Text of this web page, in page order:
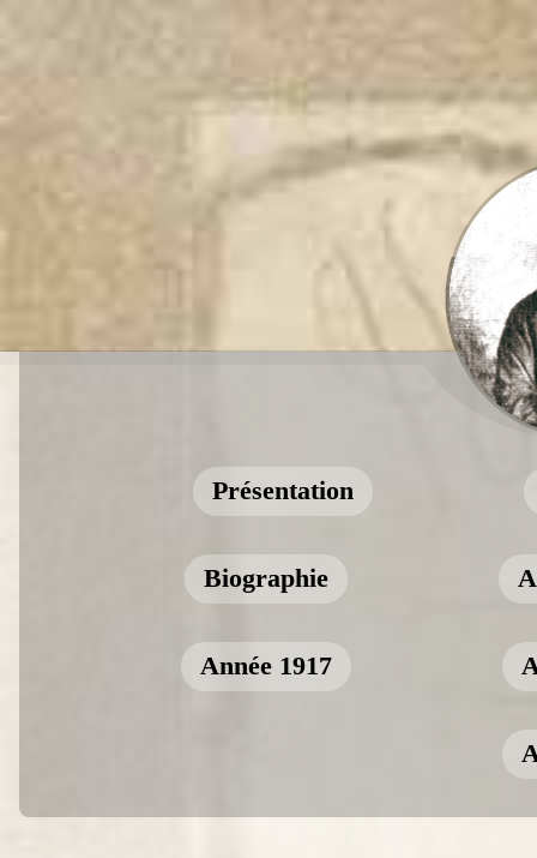
Présentation
Biographie
Année 1917